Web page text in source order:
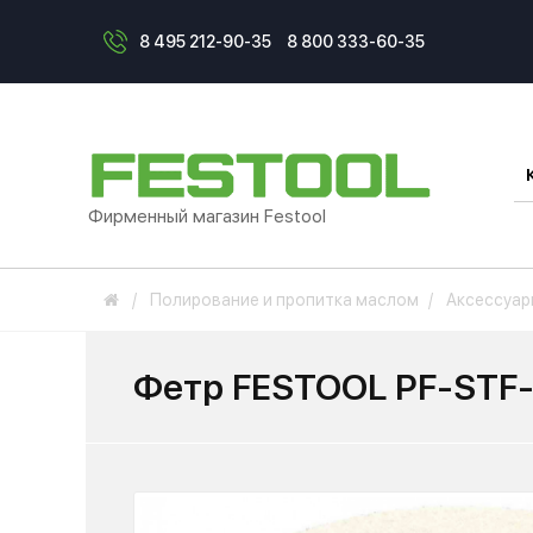
8 495 212-90-35 8 800 333-60-35
Фирменный магазин Festool
Полирование и пропитка маслом
Фетр FESTOOL PF-